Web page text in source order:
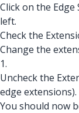
Click on the
left.
Check the
Change the
1.
Uncheck the
edge extensions).
You should now